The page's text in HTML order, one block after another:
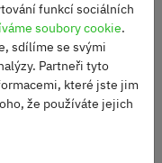
molle VIPER
funkcí sociálních
soubory cookie.
sdílíme se svými
Partneři tyto
které jste jim
že používáte jejich